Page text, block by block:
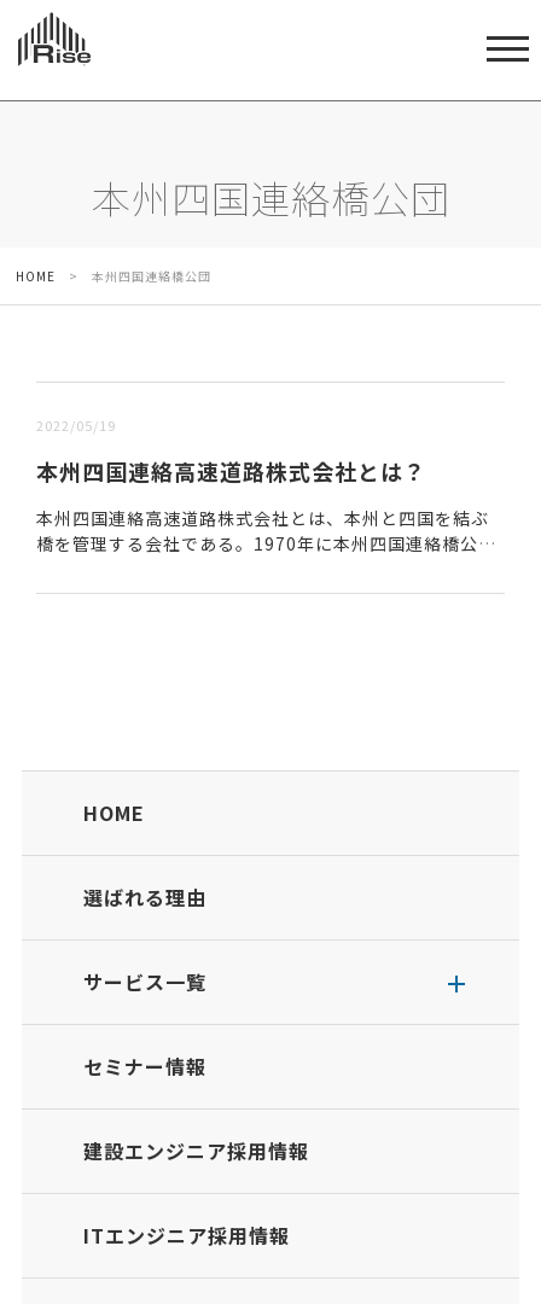
本州四国連絡橋公団
HOME > 本州四国連絡橋公団
2022/05/19
本州四国連絡高速道路株式会社とは？
本州四国連絡高速道路株式会社とは、本州と四国を結ぶ
橋を管理する会社である。1970年に本州四国連絡橋公団
上の長期にわたり利用される橋の維持管理を...
HOME
選ばれる理由
サービス一覧
セミナー情報
建設エンジニア採用情報
ITエンジニア採用情報